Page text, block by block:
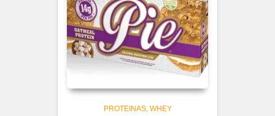
PROTEINAS WHEY